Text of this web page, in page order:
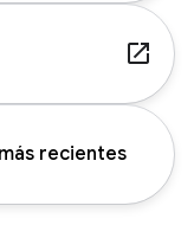
launch
recientes